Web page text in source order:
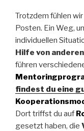
Trotzdem fühlen
Posten. Ein Weg,
individuellen
Hilfe von
führen
findest du eine
Dort triffst du auf
gesetzt haben, die